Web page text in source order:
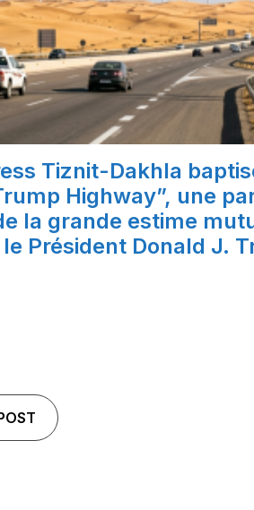
Tiznit-Dakhla
Highway”, une
la grande estime
le Président Donald J.